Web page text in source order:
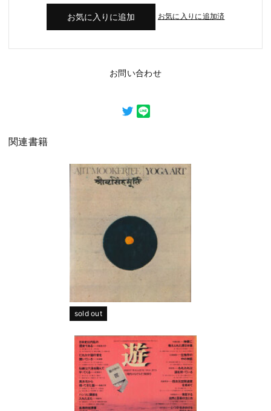
お気に入りに追加済
お問い合わせ
関連書籍
sold out